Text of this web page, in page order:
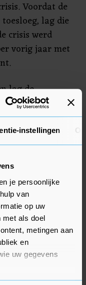
instellingen
je persoonlijke
van
op uw
met als doel
metingen aan
en
uw gegevens
Voordat de
lag die
crisis werd
vorig jaar met
lag de
en
Ook in Italië is
ligt die het